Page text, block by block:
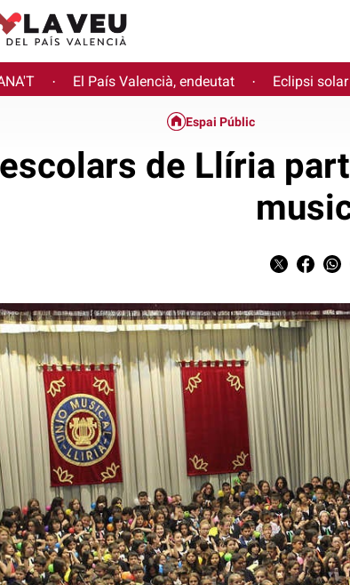
· El País Valencià, endeutat · Eclipsi solar
Espai Públic
de Llíria